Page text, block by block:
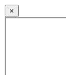
×